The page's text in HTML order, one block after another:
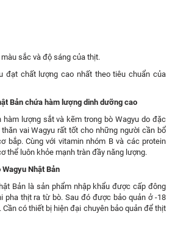
sắc và độ sáng của thịt.
đạt chất lượng cao nhất theo tiêu chuẩn của
Bản chứa hàm lượng dinh dưỡng cao
hàm lượng sắt và kẽm trong bò Wagyu do đặc
vai Wagyu rất tốt cho những người cần bổ
bắp. Cùng với vitamin nhóm B và các protein
thể luôn khỏe mạnh tràn đầy năng lượng.
Nhật Bản
Bản là sản phẩm nhập khẩu được cấp đông
pha thịt ra từ bò. Sau đó được bảo quản ở -18
Cần có thiết bị hiện đại chuyên bảo quản để thịt